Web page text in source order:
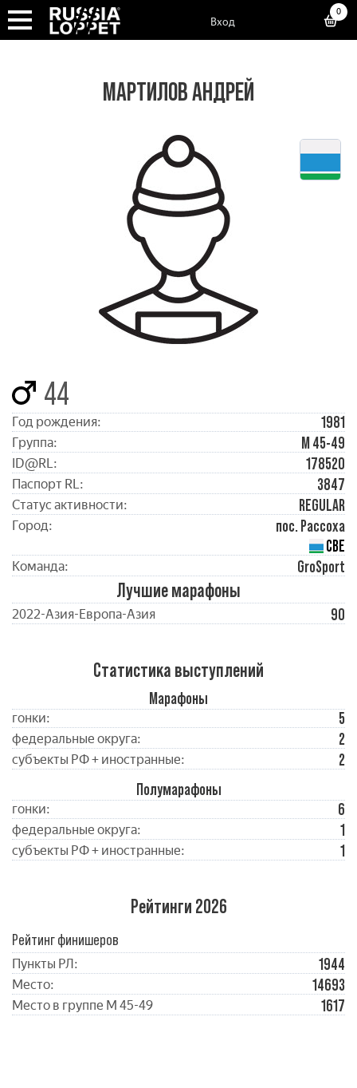
Вход
0
МАРТИЛОВ АНДРЕЙ
44
Год рождения: 1981
Группа: М 45-49
ID@RL: 178520
Паспорт RL: 3847
Статус активности: REGULAR
Город:
пос. Рассоха
СВЕ
Команда: GroSport
Лучшие марафоны
2022-Азия-Европа-Азия 90
Статистика выступлений
Марафоны
гонки: 5
федеральные округа: 2
субъекты РФ + иностранные:
2
Полумарафоны
гонки: 6
федеральные округа: 1
субъекты РФ + иностранные: 1
Рейтинги 2026
Рейтинг финишеров
Пункты РЛ: 1944
Место: 14693
Место в группе М 45-49 1617